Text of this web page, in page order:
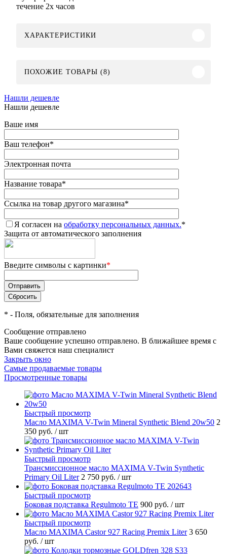
течение 2х часов
ХАРАКТЕРИСТИКИ
ПОХОЖИЕ ТОВАРЫ (8)
Нашли дешевле
Нашли дешевле
Ваше имя
Ваш телефон*
Электронная почта
Название товара*
Ссылка на товар другого магазина*
Я согласен на обработку персональных данных.*
Защита от автоматического заполнения
Введите символы с картинки*
* - Поля, обязательные для заполнения
Сообщение отправлено
Ваше сообщение успешно отправлено. В ближайшее время с
Вами свяжется наш специалист
Закрыть окно
Самые продаваемые товары
Просмотренные товары
Быстрый просмотр
Масло MAXIMA V-Twin Mineral Synthetic Blend 20w50 2
350 руб. / шт
Быстрый просмотр
Трансмиссионное масло MAXIMA V-Twin Synthetic
Primary Oil Liter 2 750 руб. / шт
Быстрый просмотр
Боковая подставка Regulmoto TE 900 руб. / шт
Быстрый просмотр
Масло MAXIMA Castor 927 Racing Premix Liter 3 650
руб. / шт